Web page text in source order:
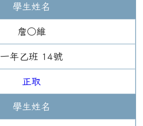
學生姓名
詹○維
一年 乙班 14號
正取
學生姓名